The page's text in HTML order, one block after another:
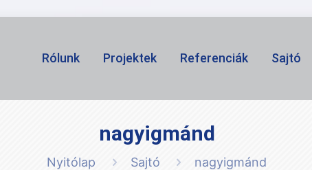
Rólunk Projektek Referenciák Sajtó
nagyigmánd
Nyitólap Sajtó nagyigmánd